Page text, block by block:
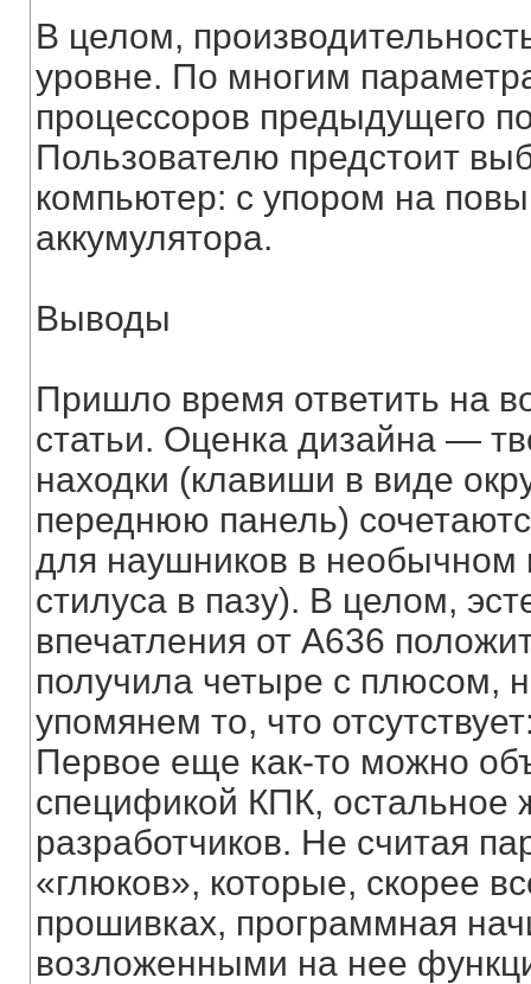
В целом,
уровне. По многим
процессоров предыдущего
Пользователю предстоит
компьютер: с упором на
аккумулятора.
Выводы
Пришло время ответить на
статьи. Оценка дизайна —
находки (клавиши в виде
переднюю панель)
для наушников в необычном
стилуса в пазу). В целом,
впечатления от А636
получила четыре с плюсом,
упомянем то, что
Первое еще как-то можно
спецификой КПК, остальное
разработчиков. Не считая
«глюков», которые, скорее
прошивках, программная
возложенными на нее